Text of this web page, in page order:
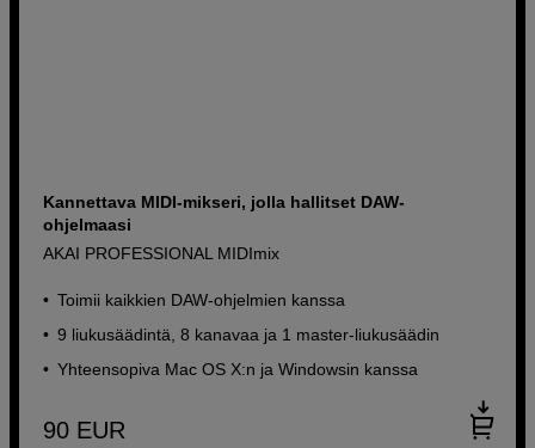
Kannettava MIDI-mikseri, jolla hallitset DAW-
ohjelmaasi
AKAI PROFESSIONAL MIDImix
Toimii kaikkien DAW-ohjelmien kanssa
9 liukusäädintä, 8 kanavaa ja 1 master-liukusäädin
Yhteensopiva Mac OS X:n ja Windowsin kanssa
90 EUR